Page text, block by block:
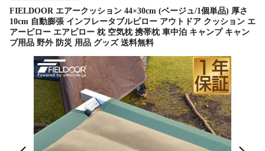
FIELDOOR エアークッション 44×30cm (ベージュ/1個単品) 厚さ
10cm 自動膨張 インフレータブルピロー アウトドア クッション エ
アーピロー エアピロー 枕 空気枕 携帯枕 車中泊 キャンプ キャン
プ用品 野外 防災 用品 グッズ 送料無料